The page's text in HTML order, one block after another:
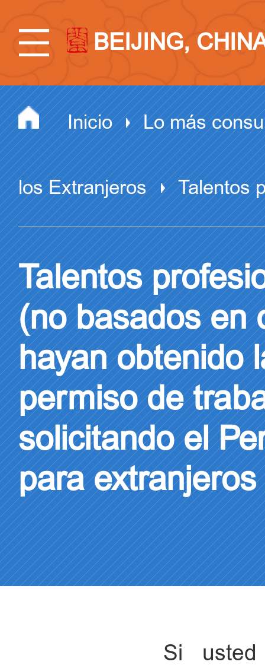
BEIJING,
Inicio Lo más
los Extranjeros Talentos
Talentos
(no basados en
hayan obtenido
permiso de
solicitando el
para extranjeros
Si